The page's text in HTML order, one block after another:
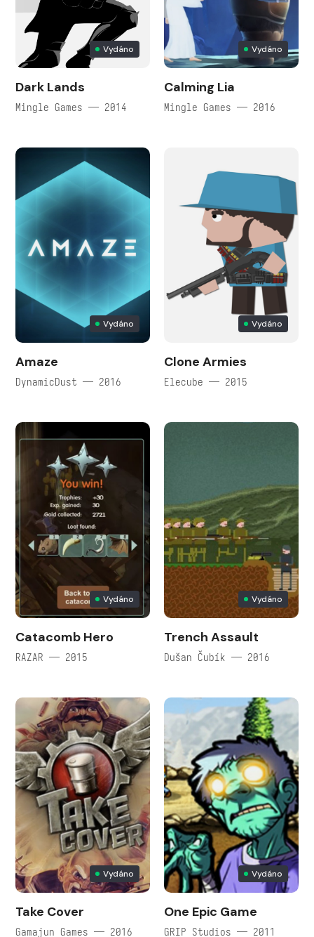
Vydáno
Dark Lands
Mingle Games — 2014
Vydáno
Calming Lia
Mingle Games — 2016
Vydáno
Amaze
DynamicDust — 2016
Vydáno
Clone Armies
Elecube — 2015
Vydáno
Catacomb Hero
RAZAR — 2015
Vydáno
Trench Assault
Dušan Čubík — 2016
Vydáno
Take Cover
Gamajun Games — 2016
Vydáno
One Epic Game
GRIP Studios — 2011